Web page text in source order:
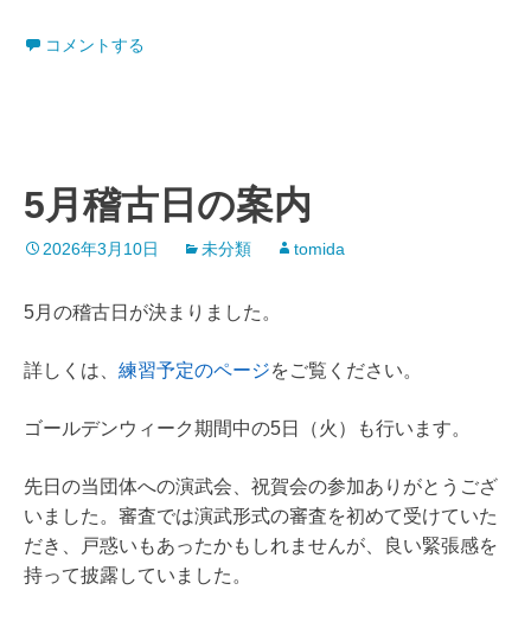
コメントする
5月稽古日の案内
2026年3月10日 未分類 tomida
5月の稽古日が決まりました。
詳しくは、 練習予定のページをご覧ください。
ゴールデンウィーク期間中の5日（火）も行います。
先日の当団体への演武会、祝賀会の参加ありがとうござ
いました。審査では演武形式の審査を初めて受けていた
だき、戸惑いもあったかもしれませんが、良い緊張感を
持って披露していました。